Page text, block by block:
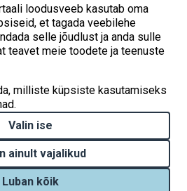
loodusveeb kasutab oma
et tagada veebilehe
selle jõudlust ja anda sulle
teavet meie toodete ja teenuste
milliste küpsiste kasutamiseks
Valin ise
ainult vajalikud
Luban kõik